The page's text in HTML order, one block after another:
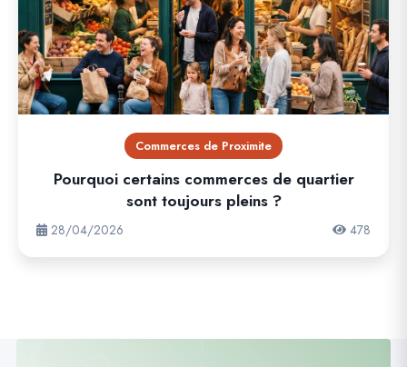
Commerces de Proximite
Pourquoi certains commerces de quartier
sont toujours pleins ?
28/04/2026 478